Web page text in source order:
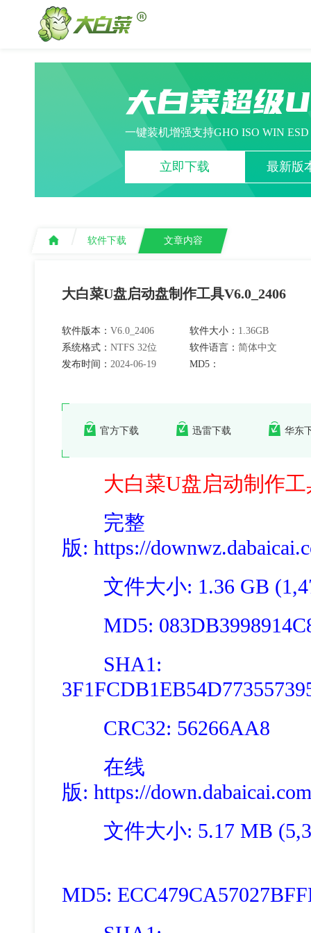
大白菜超级
一键装机增强支持GHO ISO WIN
立即下载 最新版
软件下载 文章内容
大白菜U盘启动盘制作工具V6.0_2406
软件版本： V6.0_2406 软件大小： 1.36GB
系统格式： NTFS 32位 软件语言： 简体中文
发布时间： 2024-06-19 MD5：
官方下载 迅雷下载 华东
大白菜U盘启动制作工
完整
版: https://
文件大小: 1.36 GB
MD5:
SHA1:
CRC32: 56266AA8
在线
版: https://
文件大小: 5.17 MB
MD5: